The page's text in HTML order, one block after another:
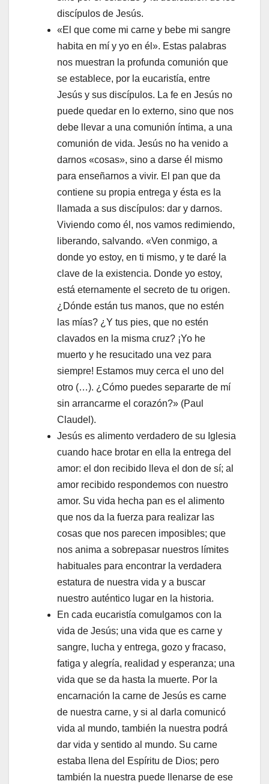
discípulos de Jesús.
«El que come mi carne y bebe mi sangre
habita en mí y yo en él». Estas palabras
nos muestran la profunda comunión que
se establece, por la eucaristía, entre
Jesús y sus discípulos. La fe en Jesús no
puede quedar en lo externo, sino que nos
debe llevar a una comunión íntima, a una
comunión de vida. Jesús no ha venido a
darnos «cosas», sino a darse él mismo
para enseñarnos a vivir. El pan que da
contiene su propia entrega y ésta es la
llamada a sus discípulos: dar y darnos.
Viviendo como él, nos vamos redimiendo,
liberando, salvando. «Ven conmigo, a
donde yo estoy, en ti mismo, y te daré la
clave de la existencia. Donde yo estoy,
está eternamente el secreto de tu origen.
¿Dónde están tus manos, que no estén
las mías? ¿Y tus pies, que no estén
clavados en la misma cruz? ¡Yo he
muerto y he resucitado una vez para
siempre! Estamos muy cerca el uno del
otro (…). ¿Cómo puedes separarte de mí
sin arrancarme el corazón?» (Paul
Claudel).
Jesús es alimento verdadero de su Iglesia
cuando hace brotar en ella la entrega del
amor: el don recibido lleva el don de sí; al
amor recibido respondemos con nuestro
amor. Su vida hecha pan es el alimento
que nos da la fuerza para realizar las
cosas que nos parecen imposibles; que
nos anima a sobrepasar nuestros límites
habituales para encontrar la verdadera
estatura de nuestra vida y a buscar
nuestro auténtico lugar en la historia.
En cada eucaristía comulgamos con la
vida de Jesús; una vida que es carne y
sangre, lucha y entrega, gozo y fracaso,
fatiga y alegría, realidad y esperanza; una
vida que se da hasta la muerte. Por la
encarnación la carne de Jesús es carne
de nuestra carne, y si al darla comunicó
vida al mundo, también la nuestra podrá
dar vida y sentido al mundo. Su carne
estaba llena del Espíritu de Dios; pero
también la nuestra puede llenarse de ese